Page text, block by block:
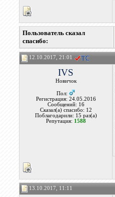
Пользователь сказал
cпасибо:
12.10.2017, 21:01
IVS
Новичок
Пол:
Регистрация: 24.05.2016
Сообщений: 16
Сказал(а) спасибо: 12
Поблагодарили: 15 раз(а)
Репутация: 1588
13.10.2017, 11:11